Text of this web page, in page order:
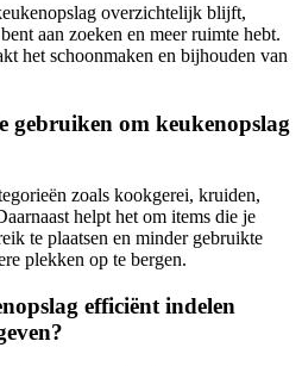
overzichtelijk blijft,
aan zoeken en meer ruimte hebt.
het schoonmaken en bijhouden van
gebruiken om keukenopslag
zoals kookgerei, kruiden,
helpt het om items die je
te plaatsen en minder gebruikte
plekken op te bergen.
efficiënt indelen